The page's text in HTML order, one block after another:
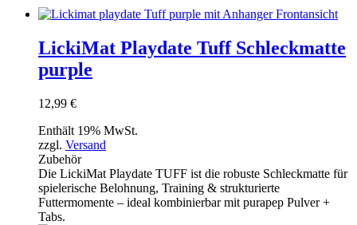
LickiMat Playdate Tuff Schleckmatte
purple
12,99 €
Enthält 19% MwSt.
zzgl. Versand
Zubehör
Die LickiMat Playdate TUFF ist die robuste Schleckmatte für
spielerische Belohnung, Training & strukturierte
Futtermomente – ideal kombinierbar mit purapep Pulver +
Tabs.